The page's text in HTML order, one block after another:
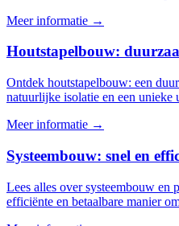
Meer informatie →
Houtstapelbouw:
Ontdek houtstapelbouw: een
natuurlijke isolatie en een unieke
Meer informatie →
Systeembouw: snel en
Lees alles over systeembouw en
efficiënte en betaalbare manier